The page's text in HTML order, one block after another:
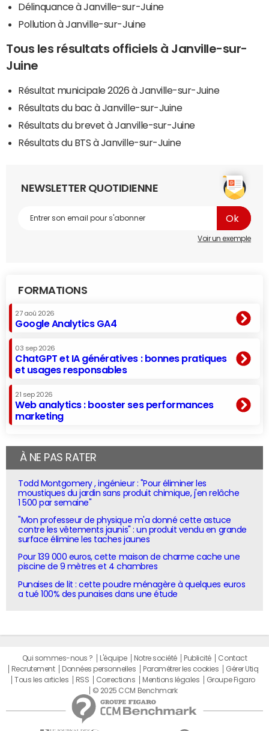
Délinquance à Janville-sur-Juine
Pollution à Janville-sur-Juine
Tous les résultats officiels à Janville-sur-
Juine
Résultat municipale 2026 à Janville-sur-Juine
Résultats du bac à Janville-sur-Juine
Résultats du brevet à Janville-sur-Juine
Résultats du BTS à Janville-sur-Juine
NEWSLETTER QUOTIDIENNE
Voir un exemple
FORMATIONS
27 aoû 2026
Google Analytics GA4
03 sep 2026
ChatGPT et IA génératives : bonnes pratiques
et usages responsables
21 sep 2026
Web analytics : booster ses performances
marketing
À NE PAS RATER
Todd Montgomery , ingénieur : "Pour éliminer les
moustiques du jardin sans produit chimique, j'en relâche
1 500 par semaine"
"Mon professeur de physique m'a donné cette astuce
contre les vêtements jaunis" : un produit vendu en grande
surface élimine les taches jaunes
Pour 139 000 euros, cette maison de charme cache une
piscine de 9 mètres et 4 chambres
Punaises de lit : cette poudre ménagère à quelques euros
a tué 100% des punaises dans une étude
Qui sommes-nous ? L'équipe Notre société Publicité
Contact
Recrutement
Données personnelles Paramétrer les cookies
Gérer Utiq
Tous les articles
RSS Corrections Mentions légales
Groupe Figaro
© 2025 CCM Benchmark